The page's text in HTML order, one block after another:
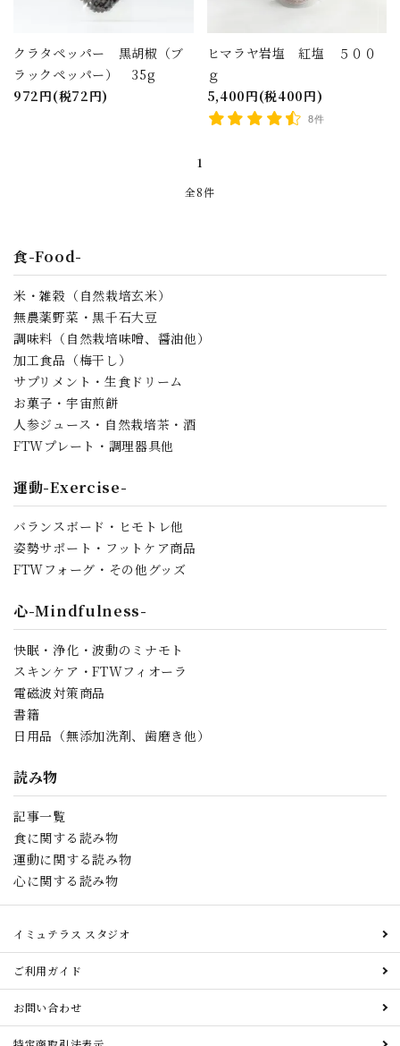
クラタペッパー 黒胡椒（ブ
ラックペッパー） 35g
972円(税72円)
ヒマラヤ岩塩 紅塩 ５００
ｇ
5,400円(税400円)
8件
1
全8件
食-Food-
米・雑穀（自然栽培玄米）
無農薬野菜・黒千石大豆
調味料（自然栽培味噌、醤油他）
加工食品（梅干し）
サプリメント・生食ドリーム
お菓子・宇宙煎餅
人参ジュース・自然栽培茶・酒
FTWプレート・調理器具他
運動-Exercise-
バランスボード・ヒモトレ他
姿勢サポート・フットケア商品
FTWフォーグ・その他グッズ
心-Mindfulness-
快眠・浄化・波動のミナモト
スキンケア・FTWフィオーラ
電磁波対策商品
書籍
日用品（無添加洗剤、歯磨き他）
読み物
記事一覧
食に関する読み物
運動に関する読み物
心に関する読み物
イミュテラス スタジオ
ご利用ガイド
お問い合わせ